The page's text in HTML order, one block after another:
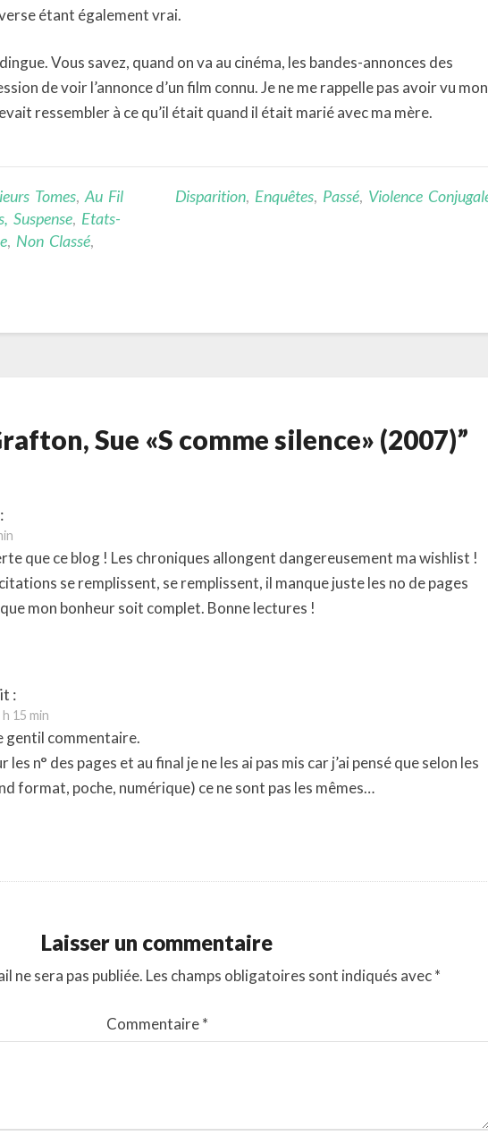
étant également vrai.
Vous savez, quand on va au cinéma, les bandes-annonces des
de voir l’annonce d’un film connu. Je ne me rappelle pas avoir vu mon
ressembler à ce qu’il était quand il était marié avec ma mère.
Tomes, Au Fil
Suspense, Etats-
, Non Classé,
Disparition, Enquêtes, Passé, Violence
Sue «S comme silence» (2007)”
que ce blog ! Les chroniques allongent dangereusement ma wishlist !
se remplissent, se remplissent, il manque juste les no de pages
mon bonheur soit complet. Bonne lectures !
:
15 min
gentil commentaire.
les n° des pages et au final je ne les ai pas mis car j’ai pensé que selon les
format, poche, numérique) ce ne sont pas les mêmes…
Laisser un commentaire
ne sera pas publiée. Les champs obligatoires sont indiqués avec*
Commentaire*